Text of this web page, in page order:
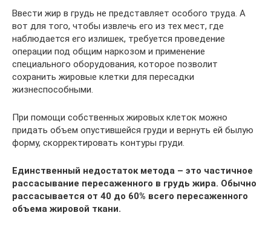
Ввести жир в грудь не представляет особого труда. А
вот для того, чтобы извлечь его из тех мест, где
наблюдается его излишек, требуется проведение
операции под общим наркозом и применение
специального оборудования, которое позволит
сохранить жировые клетки для пересадки
жизнеспособными.
При помощи собственных жировых клеток можно
придать объем опустившейся груди и вернуть ей былую
форму, скорректировать контуры груди.
Единственный недостаток метода – это частичное
рассасывание пересаженного в грудь жира. Обычно
рассасывается от 40 до 60% всего пересаженного
объема жировой ткани.